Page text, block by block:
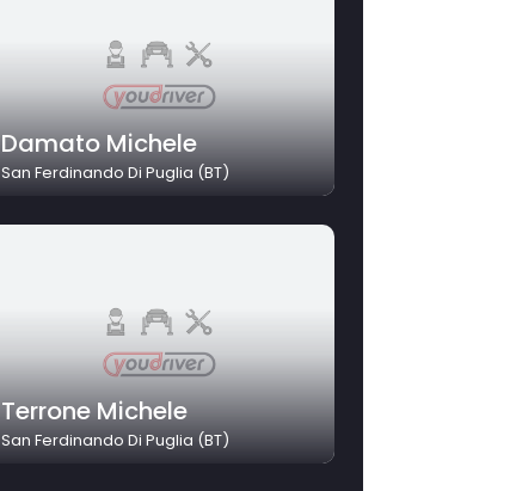
Damato Michele
San Ferdinando Di Puglia (BT)
Terrone Michele
San Ferdinando Di Puglia (BT)